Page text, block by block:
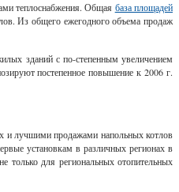
теплоснабжения. Общая база площадей
Из общего ежегодного объема продаж
зданий с по-степенным увеличением
постепенное повышение к 2006 г.
и лучшими продажами напольных котлов
установкам в различных регионах в
только для региональных отопительных